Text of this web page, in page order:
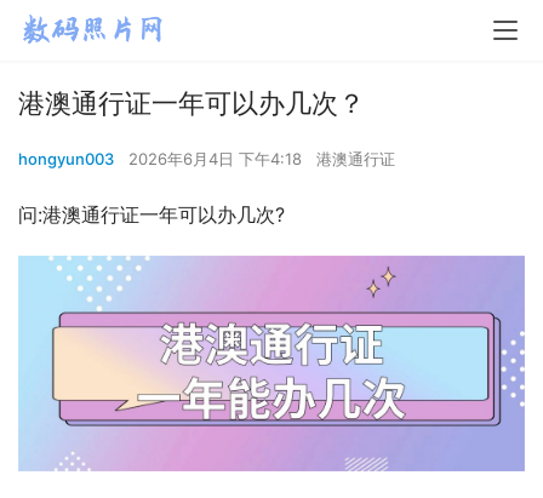
港澳通行证一年可以办几次？
hongyun003 2026年6月4日 下午4:18 港澳通行证
问:港澳通行证一年可以办几次?